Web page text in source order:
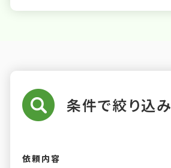
条件で絞り込み
依頼内容